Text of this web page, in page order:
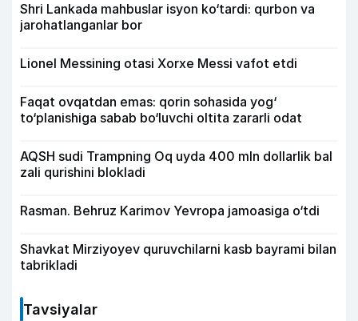
Shri Lankada mahbuslar isyon ko‘tardi: qurbon va
jarohatlanganlar bor
Lionel Messining otasi Xorxe Messi vafot etdi
Faqat ovqatdan emas: qorin sohasida yog‘
to‘planishiga sabab bo‘luvchi oltita zararli odat
AQSH sudi Trampning Oq uyda 400 mln dollarlik bal
zali qurishini blokladi
Rasman. Behruz Karimov Yevropa jamoasiga o‘tdi
Shavkat Mirziyoyev quruvchilarni kasb bayrami bilan
tabrikladi
Tavsiyalar